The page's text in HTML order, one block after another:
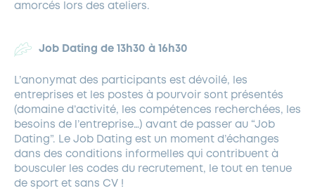
amorcés lors des ateliers.
Job Dating de 13h30 à 16h30
L’anonymat des participants est dévoilé, les
entreprises et les postes à pourvoir sont présentés
(domaine d’activité, les compétences recherchées, les
besoins de l’entreprise…) avant de passer au “Job
Dating”. Le Job Dating est un moment d’échanges
dans des conditions informelles qui contribuent à
bousculer les codes du recrutement, le tout en tenue
de sport et sans CV !